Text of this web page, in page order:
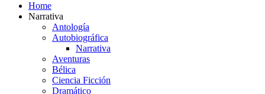
Home
Narrativa
Antología
Autobiográfica
Narrativa
Aventuras
Bélica
Ciencia Ficción
Dramático